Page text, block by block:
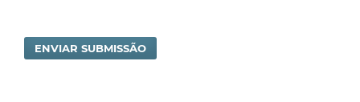
ENVIAR SUBMISSÃO